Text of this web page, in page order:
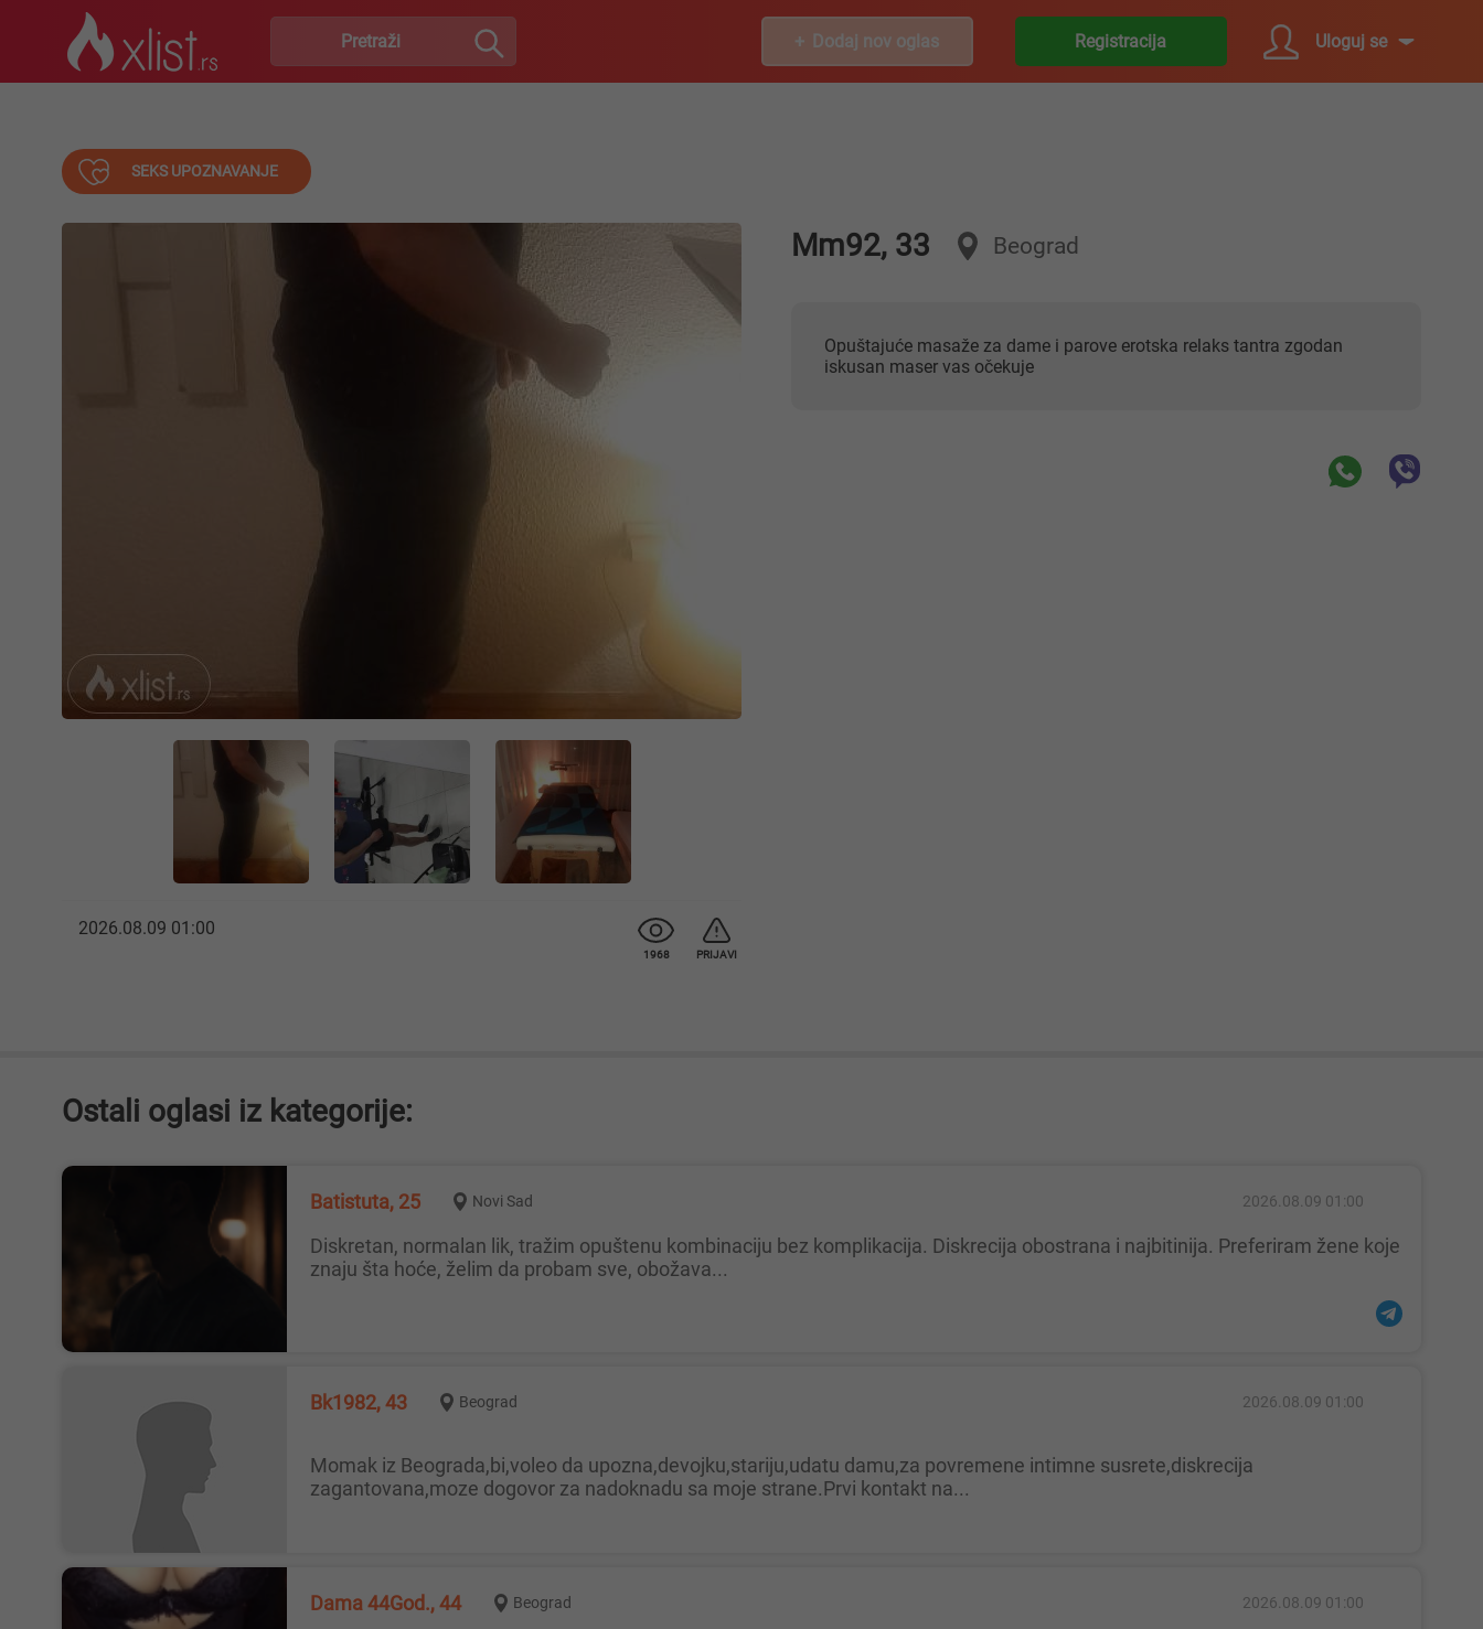
Dodaj nov oglas Registracija Uloguj se
SEKS UPOZNAVANJE
2026.08.09 01:00
1968 PRIJAVI
Mm92, 33 Beograd
Opuštajuće masaže za dame i parove erotska relaks tantra zgodan
iskusan maser vas očekuje
Ostali oglasi iz kategorije:
Batistuta, 25 Novi Sad 2026.08.09 01:00
Diskretan, normalan lik, tražim opuštenu kombinaciju bez komplikacija. Diskrecija obostrana i najbitinija. Preferiram žene koje
znaju šta hoće, želim da probam sve, obožava...
Bk1982, 43 Beograd 2026.08.09 01:00
Momak iz Beograda,bi,voleo da upozna,devojku,stariju,udatu damu,za povremene intimne susrete,diskrecija
zagantovana,moze dogovor za nadoknadu sa moje strane.Prvi kontakt na...
Dama 44God., 44 Beograd 2026.08.09 01:00